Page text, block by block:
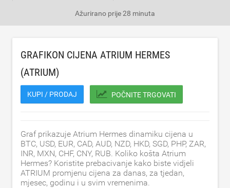
Ažurirano prije 28 minuta
GRAFIKON CIJENA ATRIUM HERMES
(ATRIUM)
KUPI / PRODAJ POČNITE TRGOVATI
Graf prikazuje Atrium Hermes dinamiku cijena u
BTC, USD, EUR, CAD, AUD, NZD, HKD, SGD, PHP, ZAR,
INR, MXN, CHF, CNY, RUB. Koliko košta Atrium
Hermes? Koristite prebacivanje kako biste vidjeli
ATRIUM promjenu cijena za danas, za tjedan,
mjesec, godinu i u svim vremenima.